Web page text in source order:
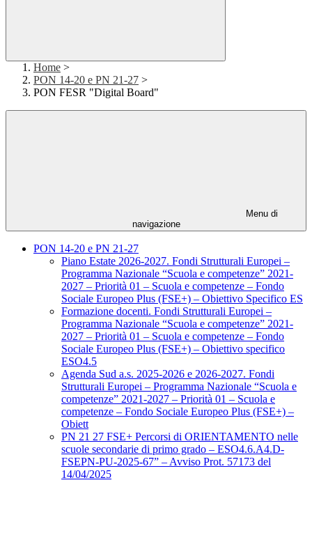
Home >
PON 14-20 e PN 21-27 >
PON FESR "Digital Board"
Menu di
navigazione
PON 14-20 e PN 21-27
Piano Estate 2026-2027. Fondi Strutturali Europei –
Programma Nazionale “Scuola e competenze” 2021-
2027 – Priorità 01 – Scuola e competenze – Fondo
Sociale Europeo Plus (FSE+) – Obiettivo Specifico ES
Formazione docenti. Fondi Strutturali Europei –
Programma Nazionale “Scuola e competenze” 2021-
2027 – Priorità 01 – Scuola e competenze – Fondo
Sociale Europeo Plus (FSE+) – Obiettivo specifico
ESO4.5
Agenda Sud a.s. 2025-2026 e 2026-2027. Fondi
Strutturali Europei – Programma Nazionale “Scuola e
competenze” 2021-2027 – Priorità 01 – Scuola e
competenze – Fondo Sociale Europeo Plus (FSE+) –
Obiett
PN 21 27 FSE+ Percorsi di ORIENTAMENTO nelle
scuole secondarie di primo grado – ESO4.6.A4.D-
FSEPN-PU-2025-67” – Avviso Prot. 57173 del
14/04/2025